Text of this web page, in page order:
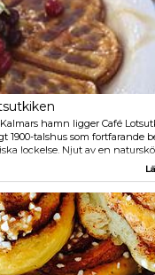
hamn ligger Café
1900-talshus som fortfarande
lockelse. Njut av en
vid havet, där du kan njuta av
våfflor.